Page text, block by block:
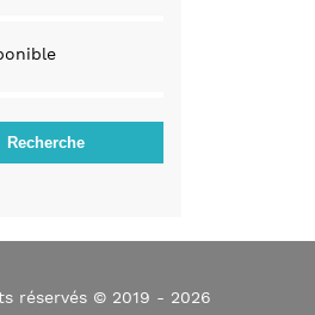
réservés © 2019 - 2026